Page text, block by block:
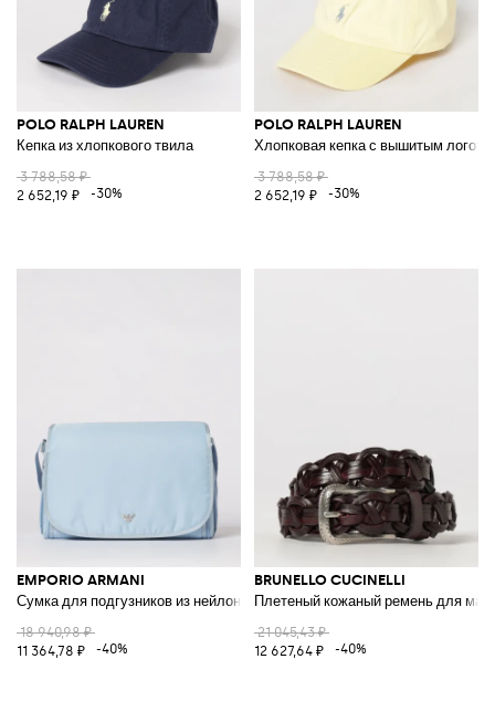
POLO RALPH LAUREN
Кепка из хлопкового твила
3 788,58 ₽
2 652,19 ₽
-30%
POLO RALPH LAUREN
Хлопковая кепка с вышитым
3 788,58 ₽
2 652,19 ₽
-30%
EMPORIO ARMANI
Сумка для подгузников из нейлона
18 940,98 ₽
11 364,78 ₽
-40%
BRUNELLO CUCINELLI
Плетеный кожаный ремень для
21 045,43 ₽
12 627,64 ₽
-40%